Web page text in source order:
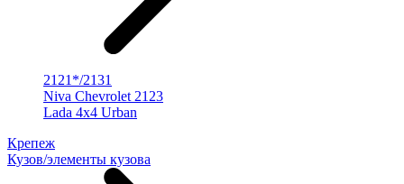
2121*/2131
Niva Chevrolet 2123
Lada 4x4 Urban
Крепеж
Кузов/элементы кузова